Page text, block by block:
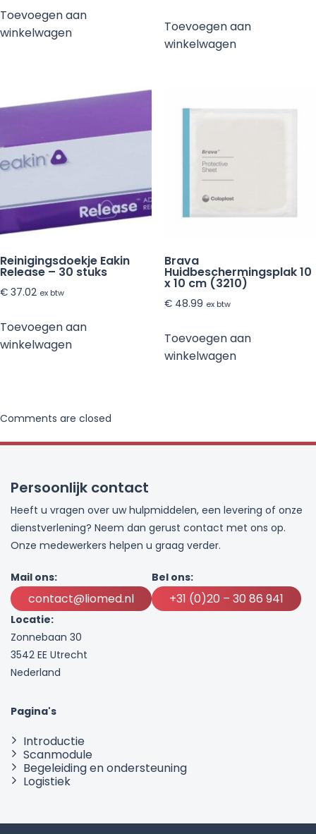
Toevoegen aan
winkelwagen
Toevoegen aan
winkelwagen
Reinigingsdoekje Eakin
Release – 30 stuks
€ 37.02 ex btw
Toevoegen aan
winkelwagen
Brava
Huidbeschermingsplak 10
x 10 cm (3210)
€48.99 ex btw
Toevoegen aan
winkelwagen
Comments are closed
Persoonlijk contact
Heeft u vragen over uw hulpmiddelen, een levering of onze
dienstverlening? Neem dan gerust contact met ons op.
Onze medewerkers helpen u graag verder.
Mail ons:
contact@liomed.nl
Bel ons:
+31 (0)20 – 30 86 941
Locatie:
Zonnebaan 30
3542 EE Utrecht
Nederland
Pagina's
Introductie
Scanmodule
Begeleiding en ondersteuning
Logistiek